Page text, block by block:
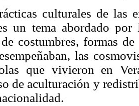
culturales de las
un tema abordado por
costumbres, formas
las
que vivieron en
de aculturación y